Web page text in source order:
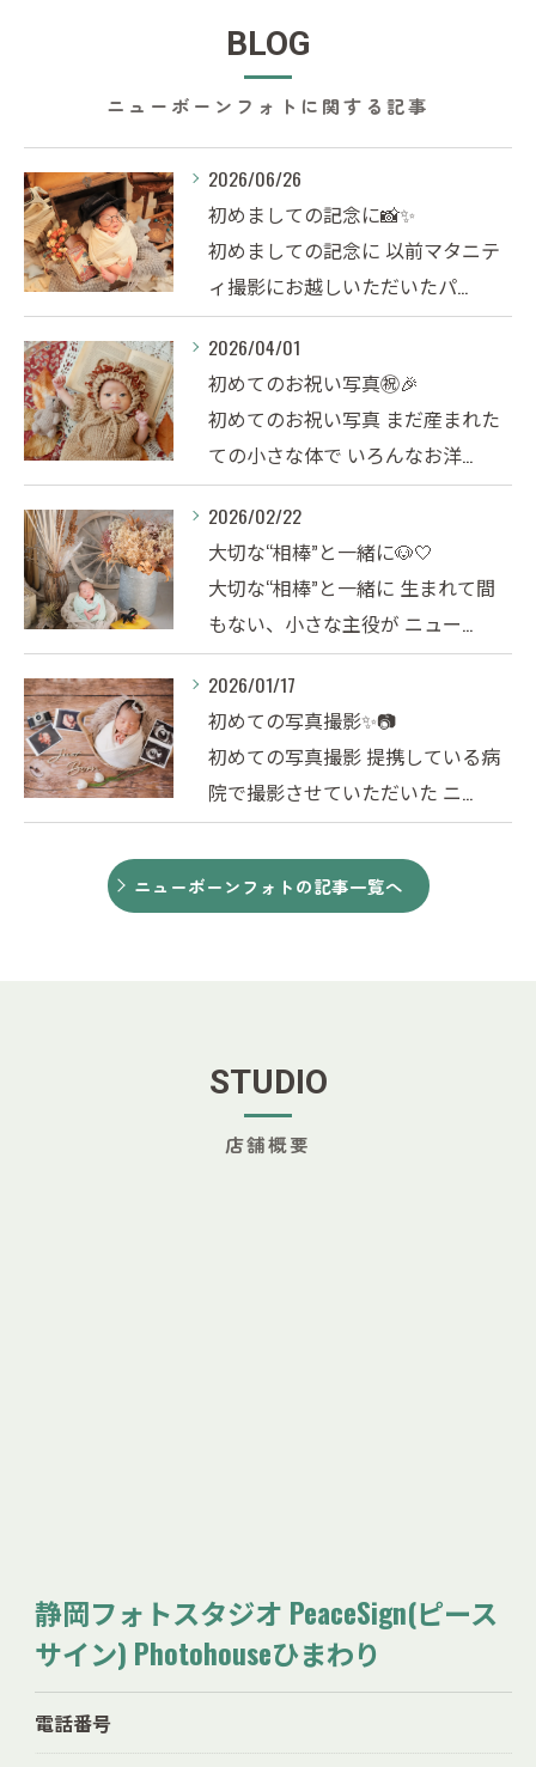
BLOG
ニューボーンフォトに関する記事
2026/06/26
初めましての記念に📸✨️
初めましての記念に 以前マタニテ
ィ撮影にお越しいただいたパ…
2026/04/01
初めてのお祝い写真㊗️🎉
初めてのお祝い写真 まだ産まれた
ての小さな体で いろんなお洋…
2026/02/22
大切な“相棒”と一緒に🐶🤍
大切な“相棒”と一緒に 生まれて間
もない、小さな主役が ニュー…
2026/01/17
初めての写真撮影✨📷
初めての写真撮影 提携している病
院で撮影させていただいた ニ…
ニューボーンフォトの記事一覧へ
STUDIO
店舗概要
静岡フォトスタジオ PeaceSign(ピース
サイン) Photohouseひまわり
電話番号